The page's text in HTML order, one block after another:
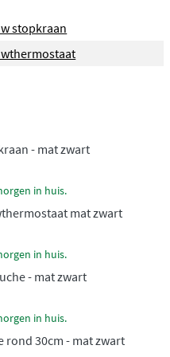
naar
voor de
die perfect
in
mat zwart, geborsteld
onderdelen zijn
en afgewerkt met
stopkraan
- mat zwart
in huis.
mat zwart
in huis.
- mat zwart
in huis.
rond 30cm - mat zwart